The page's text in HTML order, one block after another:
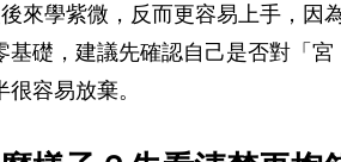
來學紫微，反而更容易上手，因
基礎，建議先確認自己是否對「宮
容易放棄。